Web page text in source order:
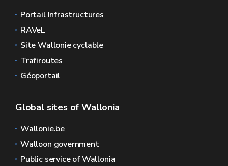
Portail Infrastructures
RAVeL
Site Wallonie cyclable
Trafiroutes
Géoportail
Global sites of Wallonia
Wallonie.be
Walloon government
Public service of Wallonia